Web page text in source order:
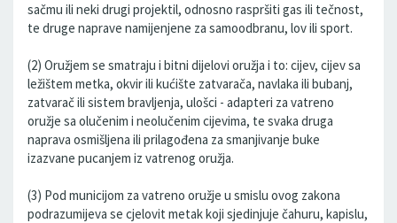
sačmu ili neki drugi projektil, odnosno raspršiti gas ili tečnost,
te druge naprave namijenjene za samoodbranu, lov ili sport.
(2) Oružjem se smatraju i bitni dijelovi oružja i to: cijev, cijev sa
ležištem metka, okvir ili kućište zatvarača, navlaka ili bubanj,
zatvarač ili sistem bravljenja, ulošci - adapteri za vatreno
oružje sa olučenim i neolučenim cijevima, te svaka druga
naprava osmišljena ili prilagođena za smanjivanje buke
izazvane pucanjem iz vatrenog oružja.
(3) Pod municijom za vatreno oružje u smislu ovog zakona
podrazumijeva se cjelovit metak koji sjedinjuje čahuru, kapislu,